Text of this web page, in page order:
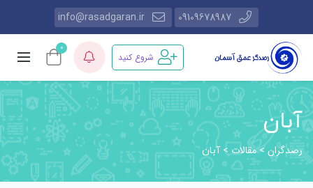
09109678987
info@rasadgaran.ir
شروع کنید
0
آبان
رصدگران>مقالات>آبان